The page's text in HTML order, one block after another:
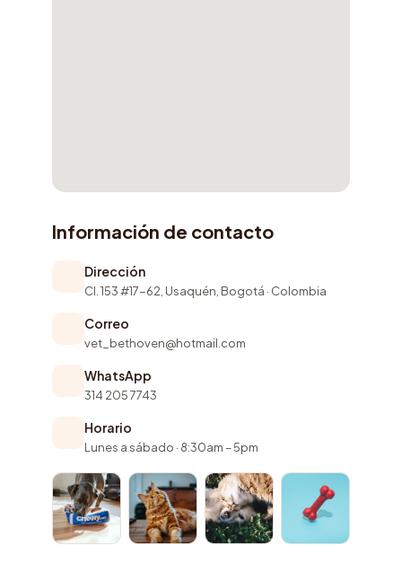
Información de contacto
Dirección
Cl. 153 #17-62, Usaquén, Bogotá · Colombia
Correo
vet_bethoven@hotmail.com
WhatsApp
314 205 7743
Horario
Lunes a sábado · 8:30am – 5pm